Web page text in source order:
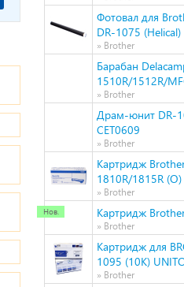
Фотовал для
DR-1075
» Brother
Барабан
1510R/1512R/
» Brother
Драм-юнит DR-
CET0609
» Brother
Картридж
1810R/1815R
» Brother
Картридж
» Brother
Картридж для
1095 (10K)
» Brother